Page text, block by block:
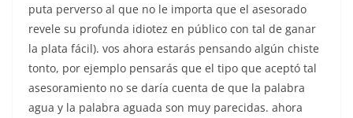
puta perverso al que no le importa que el asesorado
revele su profunda idiotez en público con tal de ganar
la plata fácil). vos ahora estarás pensando algún chiste
tonto, por ejemplo pensarás que el tipo que aceptó tal
asesoramiento no se daría cuenta de que la palabra
agua y la palabra aguada son muy parecidas. ahora